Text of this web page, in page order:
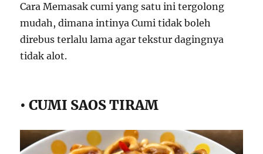
Cara Memasak cumi yang satu ini tergolong
mudah, dimana intinya Cumi tidak boleh
direbus terlalu lama agar tekstur dagingnya
tidak alot.
• CUMI SAOS TIRAM